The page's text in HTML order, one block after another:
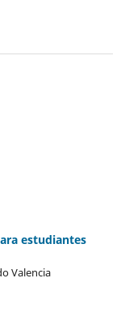
estudiantes
Valencia